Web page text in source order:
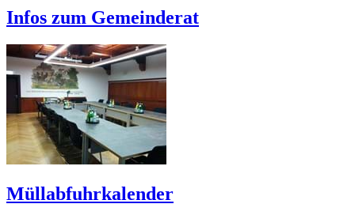
Infos zum Gemeinderat
Müllabfuhrkalender